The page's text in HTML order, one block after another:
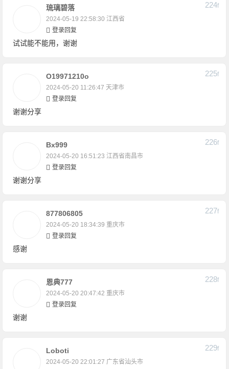
琉璃碧落
2024-05-19 22:58:30 江西省
224F
登录回复
试试能不能用，谢谢
O19971210o
2024-05-20 11:26:47 天津市
225F
登录回复
谢谢分享
Bx999
2024-05-20 16:51:23 江西省南昌市
226F
登录回复
谢谢分享
877806805
2024-05-20 18:34:39 重庆市
227F
登录回复
感谢
恩典777
2024-05-20 20:47:42 重庆市
228F
登录回复
谢谢
Loboti
2024-05-20 22:01:27 广东省汕头市
229F